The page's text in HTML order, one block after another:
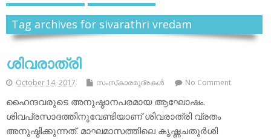
Tag archives for sivarathri vredam
ശിവരാത്രി
October 14, 2017 സംസ്‌കാരമുദ്രകള്‍ No Comment
ഹൈന്ദവരുടെ അനുഷ്ഠാനപരമായ ആഘോഷം.
ശിവപ്രസാദത്തിനുവേണ്ടിയാണ് ശിവരാത്രി വ്രതം
അനുഷ്ഠിക്കുന്നത്. മാഘമാസത്തിലെ കൃഷ്ണചതുര്‍ശി